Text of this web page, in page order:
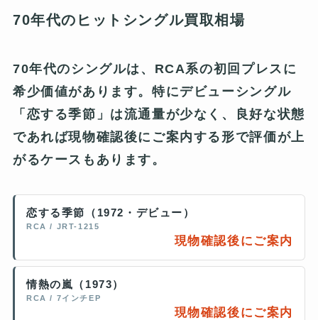
70年代のヒットシングル買取相場
70年代のシングルは、RCA系の初回プレスに
希少価値があります。特にデビューシングル
「恋する季節」は流通量が少なく、良好な状態
であれば現物確認後にご案内する形で評価が上
がるケースもあります。
恋する季節（1972・デビュー）
RCA / JRT-1215
現物確認後にご案内
情熱の嵐（1973）
RCA / 7インチEP
現物確認後にご案内